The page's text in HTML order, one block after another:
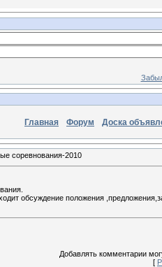
Главная Форум Доска
соревнования-2010
обсуждение положения
Добавлять комментарии
[